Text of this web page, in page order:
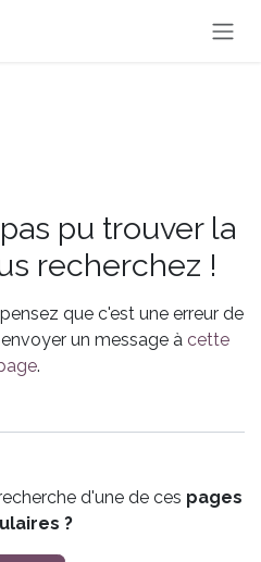
pu trouver la
recherchez !
que c'est une erreur de
un message à cette
.
d'une de ces pages
?